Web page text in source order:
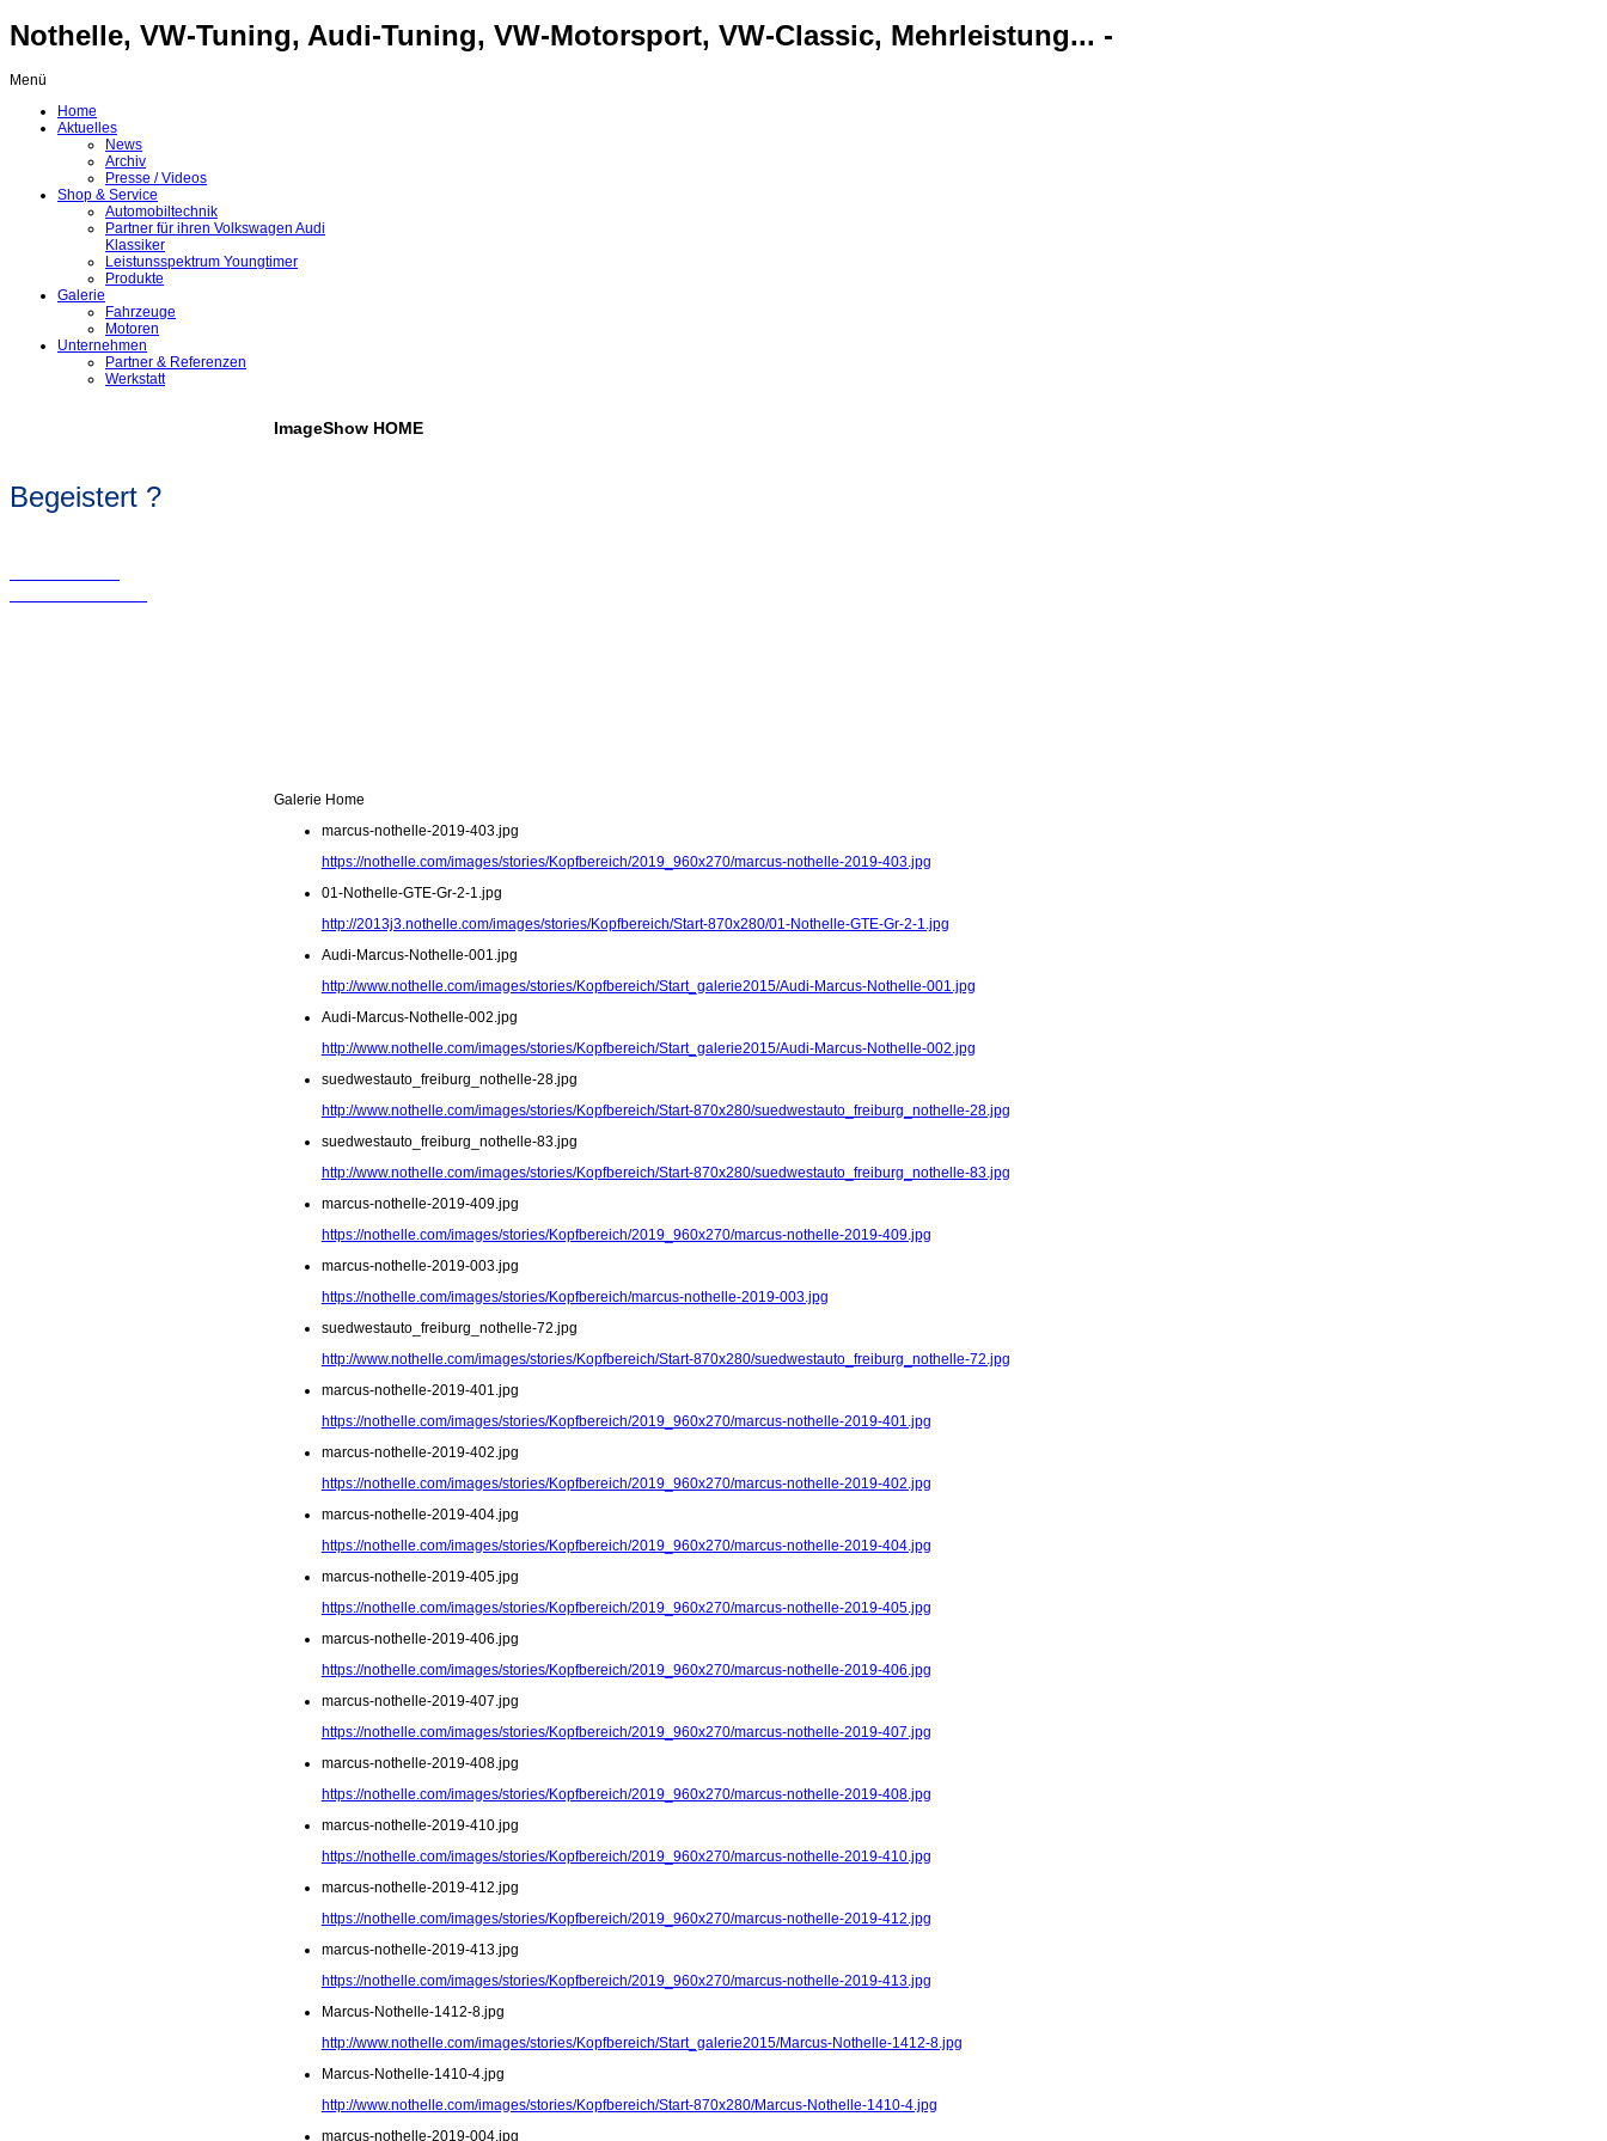
Nothelle, VW-Tuning, Audi-Tuning, VW-Motorsport, VW-Classic, Mehrleistung... -
Menü
Home
Aktuelles
News
Archiv
Presse / Videos
Shop & Service
Automobiltechnik
Partner für ihren Volkswagen Audi
Klassiker
Leistunsspektrum Youngtimer
Produkte
Galerie
Fahrzeuge
Motoren
Unternehmen
Partner & Referenzen
Werkstatt
ImageShow HOME
Galerie Home
marcus-nothelle-2019-403.jpg
https://nothelle.com/images/stories/Kopfbereich/2019_960x270/marcus-nothelle-2019-403.jpg
01-Nothelle-GTE-Gr-2-1.jpg
http://2013j3.nothelle.com/images/stories/Kopfbereich/Start-870x280/01-Nothelle-GTE-Gr-2-1.jpg
Audi-Marcus-Nothelle-001.jpg
http://www.nothelle.com/images/stories/Kopfbereich/Start_galerie2015/Audi-Marcus-Nothelle-001.jpg
Audi-Marcus-Nothelle-002.jpg
http://www.nothelle.com/images/stories/Kopfbereich/Start_galerie2015/Audi-Marcus-Nothelle-002.jpg
suedwestauto_freiburg_nothelle-28.jpg
http://www.nothelle.com/images/stories/Kopfbereich/Start-870x280/suedwestauto_freiburg_nothelle-28.jpg
suedwestauto_freiburg_nothelle-83.jpg
http://www.nothelle.com/images/stories/Kopfbereich/Start-870x280/suedwestauto_freiburg_nothelle-83.jpg
marcus-nothelle-2019-409.jpg
https://nothelle.com/images/stories/Kopfbereich/2019_960x270/marcus-nothelle-2019-409.jpg
marcus-nothelle-2019-003.jpg
https://nothelle.com/images/stories/Kopfbereich/marcus-nothelle-2019-003.jpg
suedwestauto_freiburg_nothelle-72.jpg
http://www.nothelle.com/images/stories/Kopfbereich/Start-870x280/suedwestauto_freiburg_nothelle-72.jpg
marcus-nothelle-2019-401.jpg
https://nothelle.com/images/stories/Kopfbereich/2019_960x270/marcus-nothelle-2019-401.jpg
marcus-nothelle-2019-402.jpg
https://nothelle.com/images/stories/Kopfbereich/2019_960x270/marcus-nothelle-2019-402.jpg
marcus-nothelle-2019-404.jpg
https://nothelle.com/images/stories/Kopfbereich/2019_960x270/marcus-nothelle-2019-404.jpg
marcus-nothelle-2019-405.jpg
https://nothelle.com/images/stories/Kopfbereich/2019_960x270/marcus-nothelle-2019-405.jpg
marcus-nothelle-2019-406.jpg
https://nothelle.com/images/stories/Kopfbereich/2019_960x270/marcus-nothelle-2019-406.jpg
marcus-nothelle-2019-407.jpg
https://nothelle.com/images/stories/Kopfbereich/2019_960x270/marcus-nothelle-2019-407.jpg
marcus-nothelle-2019-408.jpg
https://nothelle.com/images/stories/Kopfbereich/2019_960x270/marcus-nothelle-2019-408.jpg
marcus-nothelle-2019-410.jpg
https://nothelle.com/images/stories/Kopfbereich/2019_960x270/marcus-nothelle-2019-410.jpg
marcus-nothelle-2019-412.jpg
https://nothelle.com/images/stories/Kopfbereich/2019_960x270/marcus-nothelle-2019-412.jpg
marcus-nothelle-2019-413.jpg
https://nothelle.com/images/stories/Kopfbereich/2019_960x270/marcus-nothelle-2019-413.jpg
Marcus-Nothelle-1412-8.jpg
http://www.nothelle.com/images/stories/Kopfbereich/Start_galerie2015/Marcus-Nothelle-1412-8.jpg
Marcus-Nothelle-1410-4.jpg
http://www.nothelle.com/images/stories/Kopfbereich/Start-870x280/Marcus-Nothelle-1410-4.jpg
marcus-nothelle-2019-004.jpg
Begeistert ?